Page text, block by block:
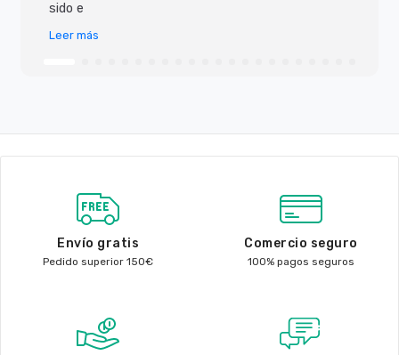
sido e
Leer más
Envío gratis
Pedido superior 150€
Comercio seguro
100% pagos seguros